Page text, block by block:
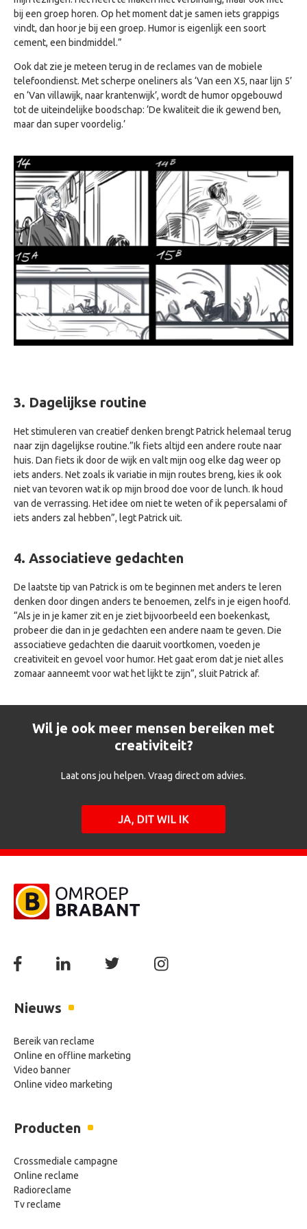
bij een groep horen. Op het moment dat je samen iets grappigs
vindt, dan hoor je bij een groep. Humor is eigenlijk een soort
cement, een bindmiddel.”
Ook dat zie je meteen terug in de reclames van de mobiele
telefoondienst. Met scherpe oneliners als ‘Van een X5, naar lijn 5’
en ‘Van villawijk, naar krantenwijk’, wordt de humor opgebouwd
tot de uiteindelijke boodschap: ‘De kwaliteit die ik gewend ben,
maar dan super voordelig.’
3. Dagelijkse routine
Het stimuleren van creatief denken brengt Patrick helemaal terug
naar zijn dagelijkse routine.”Ik fiets altijd een andere route naar
huis. Dan fiets ik door de wijk en valt mijn oog elke dag weer op
iets anders. Net zoals ik variatie in mijn routes breng, kies ik ook
niet van tevoren wat ik op mijn brood doe voor de lunch. Ik houd
van de verrassing. Het idee om niet te weten of ik pepersalami of
iets anders zal hebben”, legt Patrick uit.
4. Associatieve gedachten
De laatste tip van Patrick is om te beginnen met anders te leren
denken door dingen anders te benoemen, zelfs in je eigen hoofd.
“Als je in je kamer zit en je ziet bijvoorbeeld een boekenkast,
probeer die dan in je gedachten een andere naam te geven. Die
associatieve gedachten die daaruit voortkomen, voeden je
creativiteit en gevoel voor humor. Het gaat erom dat je niet alles
zomaar aanneemt voor wat het lijkt te zijn”, sluit Patrick af.
Wil je ook meer mensen bereiken met
creativiteit?
Laat ons jou helpen. Vraag direct om advies.
Nieuws
Bereik van reclame
Online en offline marketing
Video banner
Online video marketing
Producten
Crossmediale campagne
Online reclame
Radioreclame
Tv reclame